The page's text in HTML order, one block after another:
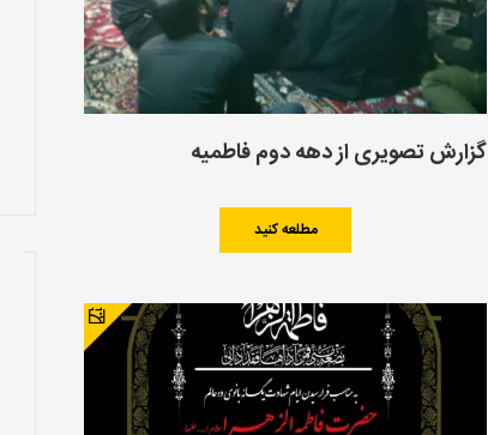
گزارش تصویری از دهه دوم فاطمیه
مطلعه کنید